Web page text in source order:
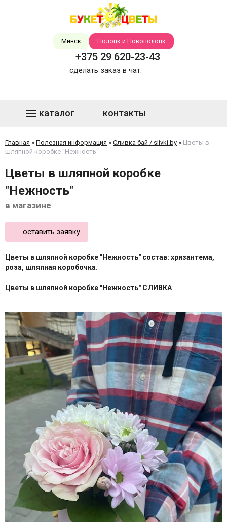
Минск Полоцк и Новополоцк
+375 29 620-23-43
сделать заказ в чат:
каталог контакты
Главная » Полезная информация » Сливка бай / slivki.by » Цветы в
шляпной коробке "Нежность"
Цветы в шляпной коробке
"Нежность"
в магазине
оставить заявку
Цветы в шляпной коробке "Нежность" состав: хризантема,
роза, шляпная коробочка.
Цветы в шляпной коробке "Нежность" СЛИВКА